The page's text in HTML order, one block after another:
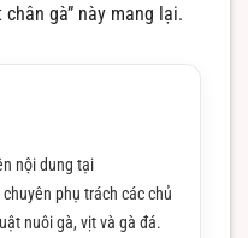
gà” này mang lại.
nội dung tại
phụ trách các chủ
nuôi gà, vịt và gà đá.